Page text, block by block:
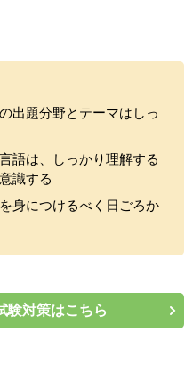
出題分野とテーマはしっ
語は、しっかり理解する
識する
身につけるべく日ごろか
験対策はこちら